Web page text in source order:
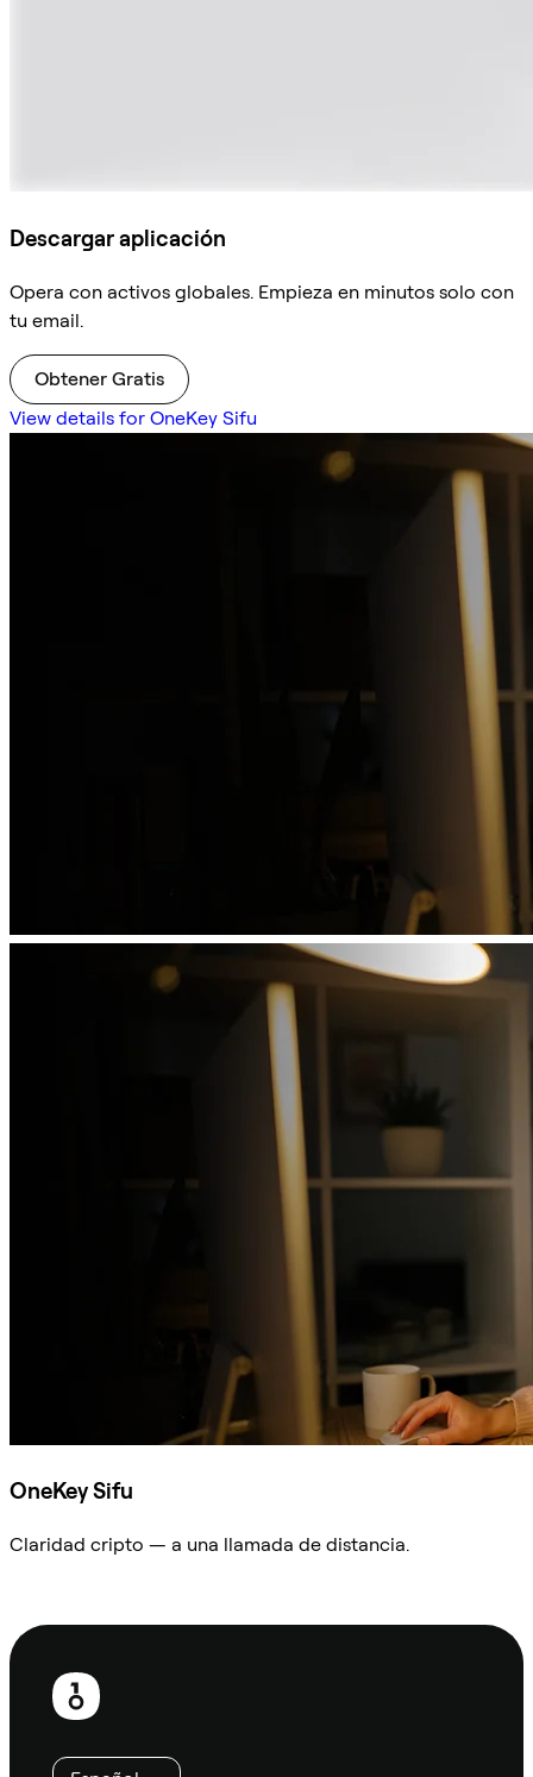
Descargar aplicación
Opera con activos globales. Empieza en minutos solo con
tu email.
Obtener Gratis
View details for OneKey Sifu
OneKey Sifu
Claridad cripto — a una llamada de distancia.
Pie
página